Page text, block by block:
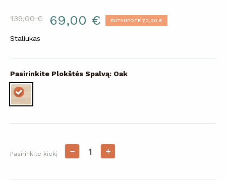
139,00 € 69,00 € SUTAUPOTE 70,00 €
Staliukas
Pasirinkite Plokštės Spalvą: Oak
Pasirinkite kiekį